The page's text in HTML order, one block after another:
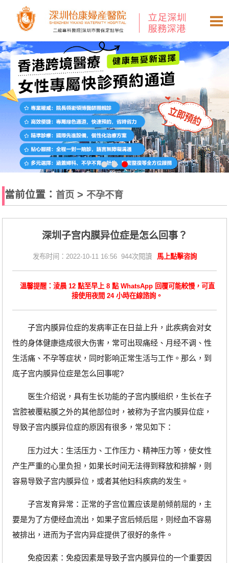
當前位置： 首页 > 不孕不育
深圳子宫内膜异位症是怎么回事？
发布时间：2022-10-11 16:56 944次閱讀 馬上點擊咨詢
溫馨提醒：淩晨 12 點至早上 8 點 WhatsApp 回覆可能較慢，可直
接使用夜間 24 小時在線諮詢。
子宫内膜异位症的发病率正在日益上升，此疾病会对女
性的身体健康造成很大伤害，常可出现痛经、月经不调、性
生活痛、不孕等症状，同时影响正常生活与工作。那么，到
底子宫内膜异位症是怎么回事呢?
医生介绍说，具有生长功能的子宫内膜组织，生长在子
宫腔被覆粘膜之外的其他部位时，被称为子宫内膜异位症，
导致子宫内膜异位症的原因有很多，常见如下：
压力过大：生活压力、工作压力、精神压力等，使女性
产生严重的心里负担，如果长时间无法得到释放和排解，则
容易导致子宫内膜异位，或者其他妇科疾病的发生。
子宫发育异常：正常的子宫位置应该是前倾前屈的，主
要是为了方便经血流出，如果子宫后倾后屈，则经血不容易
被排出，进而为子宫内异症提供了很好的条件。
免疫因素：免疫因素是导致子宫内膜异位的一个重要因